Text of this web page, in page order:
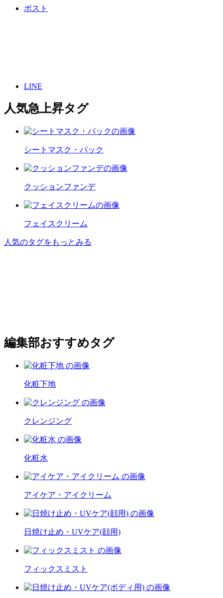
ポスト
LINE
人気急上昇タグ
シートマスク・パック
クッションファンデ
フェイスクリーム
人気のタグをもっとみる
編集部おすすめタグ
化粧下地
クレンジング
化粧水
アイケア・アイクリーム
日焼け止め・UVケア(顔用)
フィックスミスト